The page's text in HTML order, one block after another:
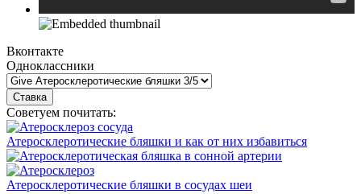
Вконтакте
Одноклассники
Советуем почитать:
Атеросклеротические бляшки и как от них избавиться
Атеросклеротические бляшки в сосудах шеи